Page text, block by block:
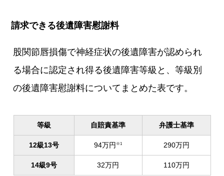
請求できる後遺障害慰謝料
股関節唇損傷で神経症状の後遺障害が認められ
る場合に認定され得る後遺障害等級と、等級別
の後遺障害慰謝料についてまとめた表です。
等級 自賠責基準 弁護士基準
12級13号 94万円 ※1 290万円
14級9号 32万円 110万円